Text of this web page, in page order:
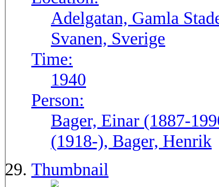
Adelgatan, Gamla
Svanen, Sverige
Time:
1940
Person:
Bager, Einar (1887-
(1918-), Bager, Henrik
Thumbnail